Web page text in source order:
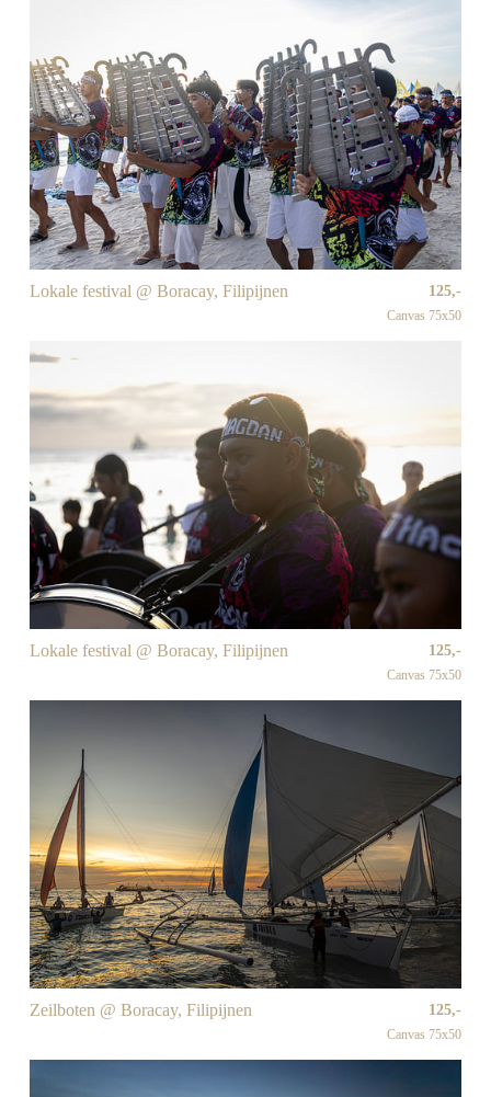
Lokale festival @ Boracay, Filipijnen 125,-
Canvas 75x50
Lokale festival @ Boracay, Filipijnen 125,-
Canvas 75x50
Zeilboten @ Boracay, Filipijnen 125,-
Canvas 75x50